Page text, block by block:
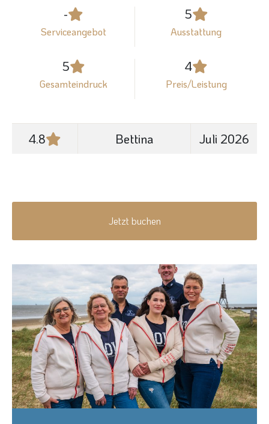
-
Serviceangebot
5
Ausstattung
5
Gesamteindruck
4
Preis/Leistung
4.8 Bettina Juli 2026
Jetzt buchen